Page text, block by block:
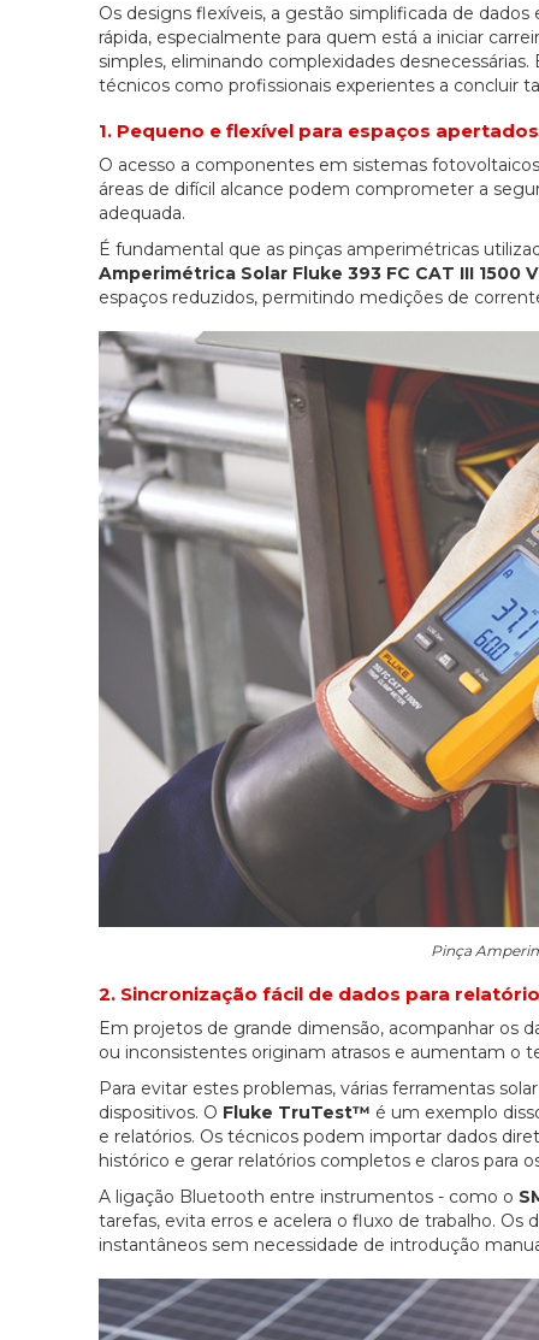
Os designs flexíveis, a gestão simplificada de
rápida, especialmente para quem está a iniciar
simples, eliminando complexidades
técnicos como profissionais experientes a concluir
1. Pequeno e flexível para espaços apertados
O acesso a componentes em sistemas
áreas de difícil alcance podem comprometer a
adequada.
É fundamental que as pinças amperimétricas
Amperimétrica Solar Fluke 393 FC CAT III 1500 V
espaços reduzidos, permitindo medições de
Pinça
2. Sincronização fácil de dados para
Em projetos de grande dimensão, acompanhar os
ou inconsistentes originam atrasos e aumentam o
Para evitar estes problemas, várias ferramentas
dispositivos. O Fluke TruTest™ é um exemplo
e relatórios. Os técnicos podem importar dados
histórico e gerar relatórios completos e claros para
A ligação Bluetooth entre instrumentos - como o
tarefas, evita erros e acelera o fluxo de trabalho.
instantâneos sem necessidade de introdução